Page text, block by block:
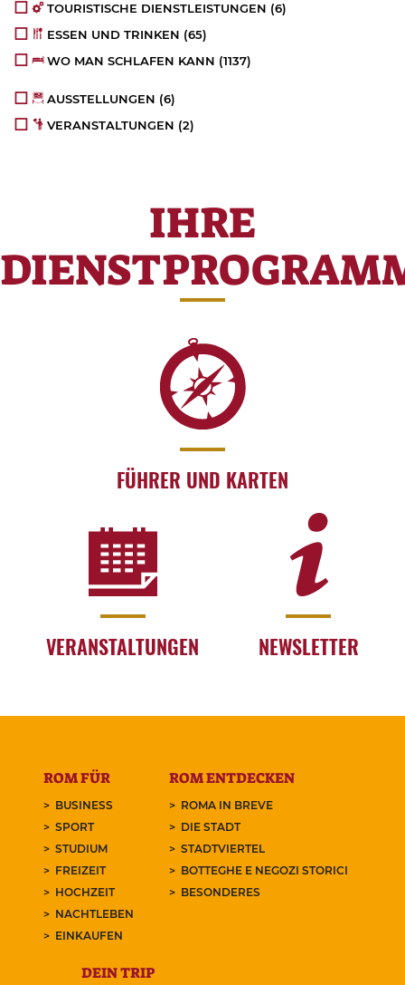
TOURISTISCHE DIENSTLEISTUNGEN (6)
ESSEN UND TRINKEN (65)
WO MAN SCHLAFEN KANN (1137)
AUSSTELLUNGEN (6)
VERANSTALTUNGEN (2)
IHRE
FÜHRER UND KARTEN
VERANSTALTUNGEN NEWSLETTER
ROM FÜR
BUSINESS
SPORT
STUDIUM
FREIZEIT
HOCHZEIT
NACHTLEBEN
EINKAUFEN
ROM ENTDECKEN
ROMA IN BREVE
DIE STADT
STADTVIERTEL
BOTTEGHE E NEGOZI STORICI
BESONDERES
DEIN TRIP